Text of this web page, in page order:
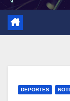
DEPORTES